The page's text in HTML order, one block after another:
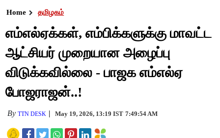
Home தமிழகம்
எம்எல்ஏக்கள், எம்பிக்களுக்கு மாவட்ட
ஆட்சியர் முறையான அழைப்பு
விடுக்கவில்லை - பாஜக எம்எல்ஏ
போஜராஜன்..!
ByTTN DESK May 19, 2026, 13:19 IST 7:49:54 AM